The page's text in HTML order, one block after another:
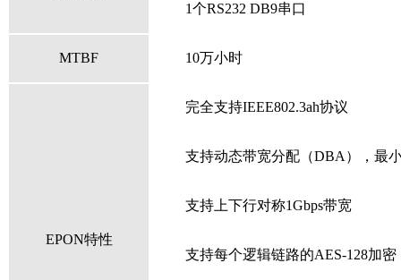
1个RS232 DB9串口
MTBF 10万小时
EPON特性
完全支持IEEE802.3ah协议
支持动态带宽分配（DBA ），最
支持上下行对称1Gbps带宽
支持每个逻辑链路的AES-128加密